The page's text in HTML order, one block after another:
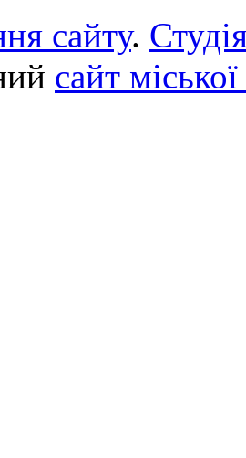
сайту.
сайт